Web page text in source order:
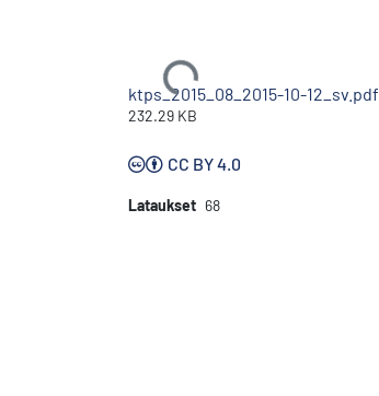
Ladataan...
ktps_2015_08_2015-10-12_sv.pdf
232.29 KB
CC BY 4.0
Lataukset 68